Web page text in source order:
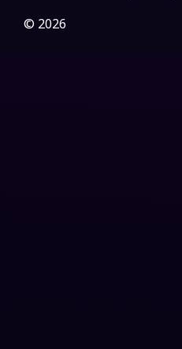
Gothic
© 2026